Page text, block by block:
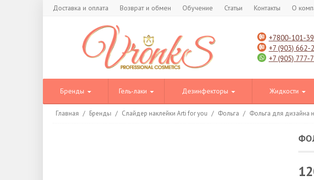
Доставка и оплата Возврат и обмен Обучение Статьи Контакты О
+7800-101-
+7 (903) 662-
+7 (905) 777-
Бренды Гель-лаки Дезинфекторы Жидкости
Главная / Бренды / Слайдер наклейки Arti for you / Фольга / Фольга для дизайна